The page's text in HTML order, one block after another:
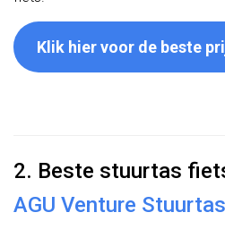
Klik hier voor de beste
2. Beste stuurtas
AGU Venture Stuurtas